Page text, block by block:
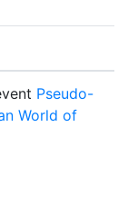
Pseudo-
World of